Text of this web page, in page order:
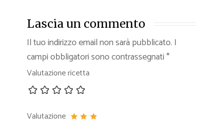
Lascia un commento
Il tuo indirizzo email non sarà pubblicato. I
campi obbligatori sono contrassegnati*
Valutazione ricetta
Valutazione